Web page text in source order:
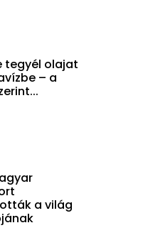
tegyél olajat
– a
a világ